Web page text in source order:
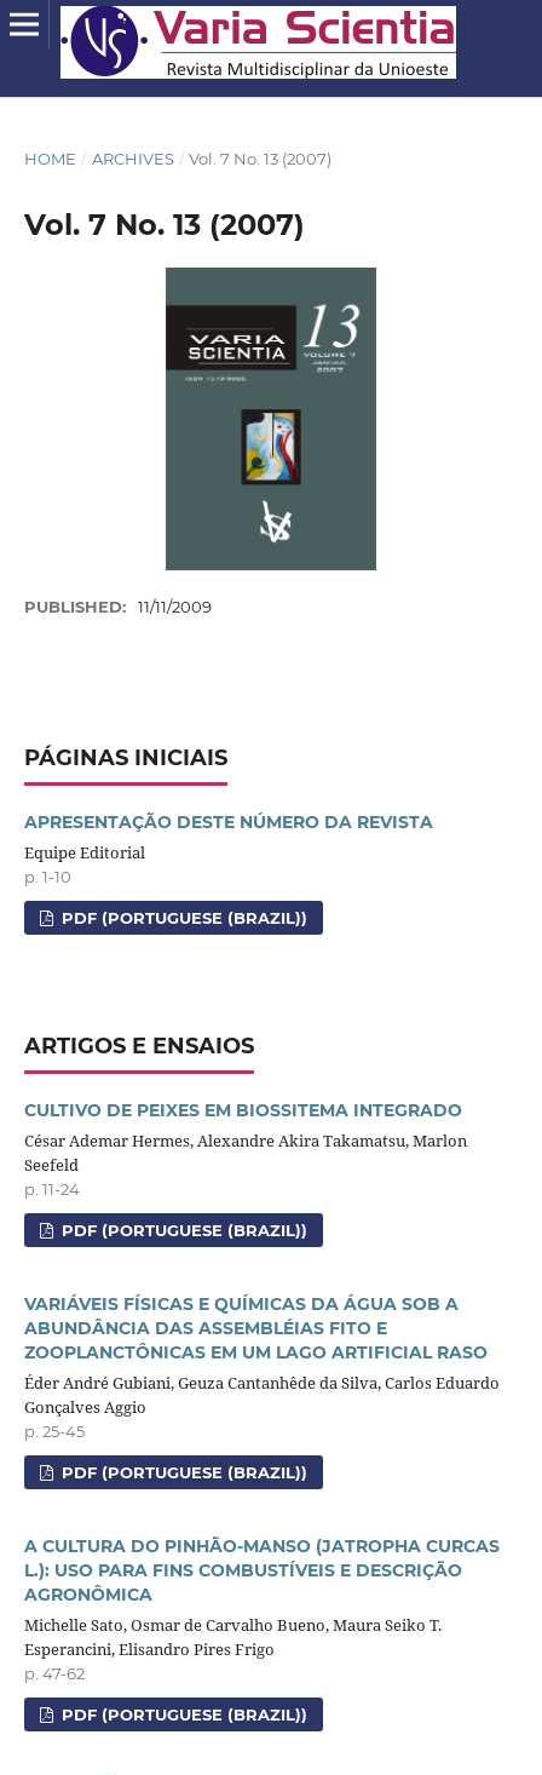
HOME / ARCHIVES / Vol. 7 No. 13 (2007)
Vol. 7 No. 13 (2007)
PUBLISHED: 11/11/2009
PÁGINAS INICIAIS
APRESENTAÇÃO DESTE NÚMERO DA REVISTA
Equipe Editorial
p. 1-10
PDF (PORTUGUESE (BRAZIL))
ARTIGOS E ENSAIOS
CULTIVO DE PEIXES EM BIOSSITEMA INTEGRADO
César Ademar Hermes, Alexandre Akira Takamatsu, Marlon
Seefeld
p. 11-24
PDF (PORTUGUESE (BRAZIL))
VARIÁVEIS FÍSICAS E QUÍMICAS DA ÁGUA SOB A
ABUNDÂNCIA DAS ASSEMBLÉIAS FITO E
ZOOPLANCTÔNICAS EM UM LAGO ARTIFICIAL RASO
Éder André Gubiani, Geuza Cantanhêde da Silva, Carlos Eduardo
Gonçalves Aggio
p. 25-45
PDF (PORTUGUESE (BRAZIL))
A CULTURA DO PINHÃO-MANSO (JATROPHA CURCAS
L.): USO PARA FINS COMBUSTÍVEIS E DESCRIÇÃO
AGRONÔMICA
Michelle Sato, Osmar de Carvalho Bueno, Maura Seiko T.
Esperancini, Elisandro Pires Frigo
p. 47-62
PDF (PORTUGUESE (BRAZIL))